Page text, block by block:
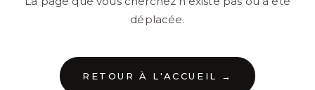
déplacée.
RETOUR À L'ACCUEIL →